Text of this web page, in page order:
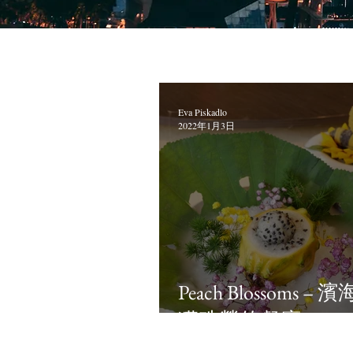
Peach Blossoms – 濱
獲殊榮的餐廳
Eva Piskadlo
2022年1月3日